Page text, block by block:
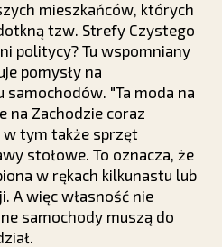
mieszkańców, których
tzw. Strefy Czystego
politycy? Tu wspomniany
pomysły na
"Ta moda na
na Zachodzie coraz
w tym także sprzęt
stołowe. To oznacza, że
w rękach kilkunastu lub
A więc własność nie
samochody muszą do